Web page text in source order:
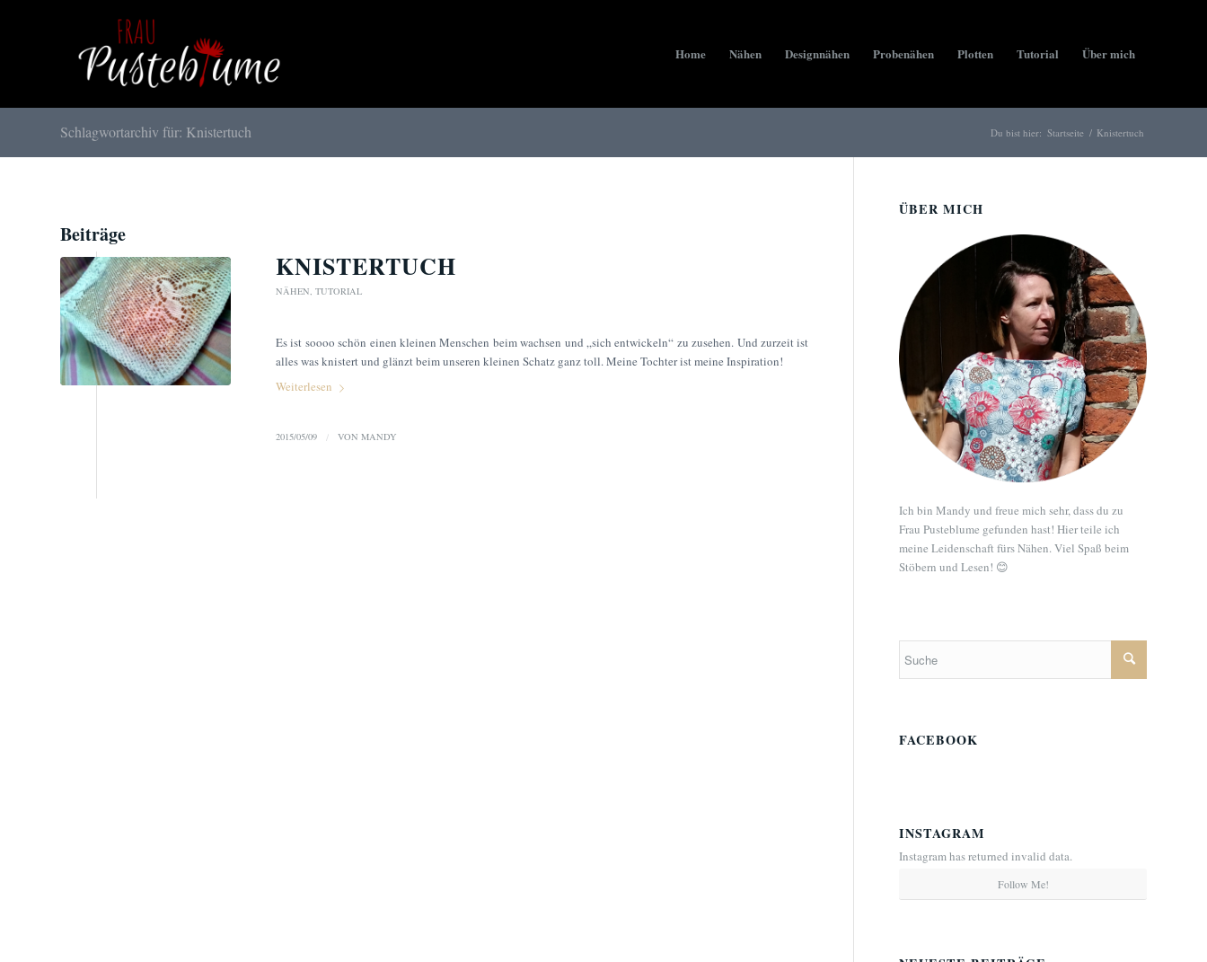
Home Nähen Designnähen Probenähen Plotten Tutorial Über mich
Schlagwortarchiv für: Knistertuch Du bist hier: Startseite / Knistertuch
Beiträge
KNISTERTUCH
NÄHEN, TUTORIAL
Es ist soooo schön einen kleinen Menschen beim wachsen und „sich entwickeln“ zu zusehen. Und zurzeit ist
alles was knistert und glänzt beim unseren kleinen Schatz ganz toll. Meine Tochter ist meine Inspiration!
Weiterlesen
2015/05/09 / VON MANDY
ÜBER MICH
Ich bin Mandy und freue mich sehr, dass du zu
Frau Pusteblume gefunden hast! Hier teile ich
meine Leidenschaft fürs Nähen. Viel Spaß beim
Stöbern und Lesen! 😊
FACEBOOK
INSTAGRAM
Instagram has returned invalid data.
Follow Me!